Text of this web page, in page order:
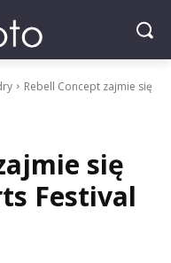
Rebell Concept zajmie się
się
Festival